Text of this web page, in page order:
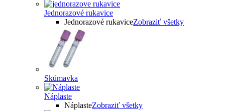
Jednorazové rukavice
Jednorazové rukaviceZobraziť všetky
Skúmavka
Náplaste
NáplasteZobraziť všetky